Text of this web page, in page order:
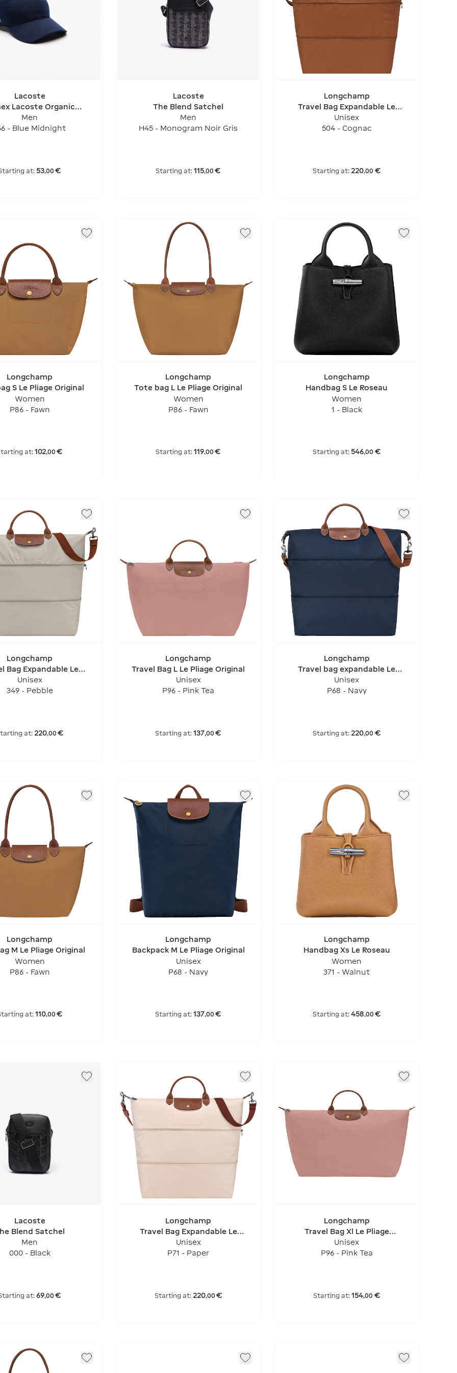
Lacoste
Lacoste Organic
Twill Cap
Men
- Blue Midnight
at: 53,00 €
Lacoste
The Blend Satchel
Men
H45 - Monogram Noir Gris
Starting at:115,00 €
Longchamp
Travel Bag Expandable Le
Pliage Original
Unisex
504 - Cognac
Starting at: 220,00 €
Longchamp
S Le Pliage Original
Women
P86 - Fawn
at:102,00 €
Longchamp
Tote bag L Le Pliage Original
Women
P86 - Fawn
Starting at:119,00 €
Longchamp
Handbag S Le Roseau
Women
1 - Black
Starting at: 546,00 €
Longchamp
Bag Expandable Le
Pliage Original
Unisex
349 - Pebble
at: 220,00 €
Longchamp
Travel Bag L Le Pliage Original
Unisex
P96 - Pink Tea
Starting at:137,00 €
Longchamp
Travel bag expandable Le
Pliage Original
Unisex
P68 - Navy
Starting at: 220,00 €
Longchamp
M Le Pliage Original
Women
P86 - Fawn
at: 110,00 €
Longchamp
Backpack M Le Pliage Original
Unisex
P68 - Navy
Starting at:137,00 €
Longchamp
Handbag Xs Le Roseau
Women
371 - Walnut
Starting at: 458,00 €
Lacoste
Blend Satchel
Men
000 - Black
at:69,00 €
Longchamp
Travel Bag Expandable Le
Pliage Original
Unisex
P71 - Paper
Starting at: 220,00 €
Longchamp
Travel Bag Xl Le Pliage
Original
Unisex
P96 - Pink Tea
Starting at:154,00 €